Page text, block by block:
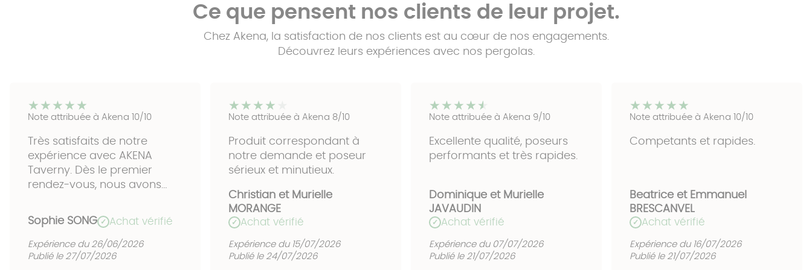
Ce que pensent nos clients de leur projet.
Chez Akena, la satisfaction de nos clients est au cœur de nos engagements.
Découvrez leurs expériences avec nos pergolas.
★★★★★
★★★★★
Note attribuée à Akena 10/10
Très satisfaits de notre
expérience avec AKENA
Taverny. Dès le premier
rendez-vous, nous avons
contact humain ainsi que le
professionnalisme de notre
technicien conseiller
Monsieur Marc HENNION. Son
Sophie SONG ✓ Achat vérifié
Expérience du 26/06/2026
Publié le 27/07/2026
★★★★★
★★★★★
Note attribuée à Akena 8/10
Produit correspondant à
notre demande et poseur
sérieux et minutieux.
Christian et Murielle
MORANGE
✓ Achat vérifié
Expérience du 15/07/2026
Publié le 24/07/2026
★★★★★
★★★★★
Note attribuée à Akena 9/10
Excellente qualité, poseurs
performants et très rapides.
Dominique et Murielle
JAVAUDIN
✓ Achat vérifié
Expérience du 07/07/2026
Publié le 21/07/2026
★★★★★
★★★★★
Note attribuée à Akena 10/10
Competants et rapides.
Beatrice et Emmanuel
BRESCANVEL
✓ Achat vérifié
Expérience du 16/07/2026
Publié le 21/07/2026